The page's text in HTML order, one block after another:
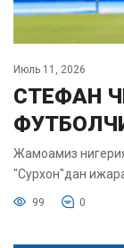
Июль 11, 2026
СТЕФАН
Жамоамиз
"Сурхон"дан
99 0